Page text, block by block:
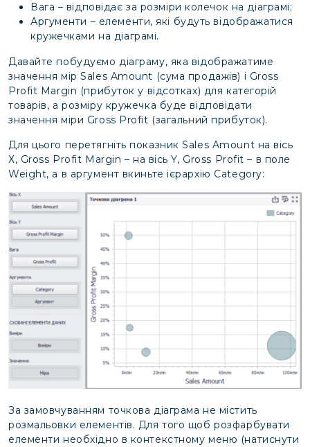
Вага – відповідає за розміри колечок на діаграмі;
Аргументи – елементи, які будуть відображатися
кружечками на діаграмі.
Давайте побудуємо діаграму, яка відображатиме
значення мір Sales Amount (сума продажів) і Gross
Profit Margin (прибуток у відсотках) для категорій
товарів, а розміру кружечка буде відповідати
значення міри Gross Profit (загальний прибуток).
Для цього перетягніть показник Sales Amount на вісь
Х, Gross Profit Margin – на вісь Y, Gross Profit – в поле
Weight, а в аргумент вкиньте ієрархію Category:
За замовчуванням точкова діаграма не містить
розмальовки елементів. Для того щоб розфарбувати
елементи необхідно в контекстному меню (натиснути